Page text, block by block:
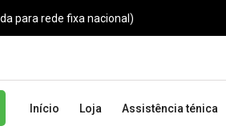
para rede fixa nacional)
Início Loja Assistência ténica